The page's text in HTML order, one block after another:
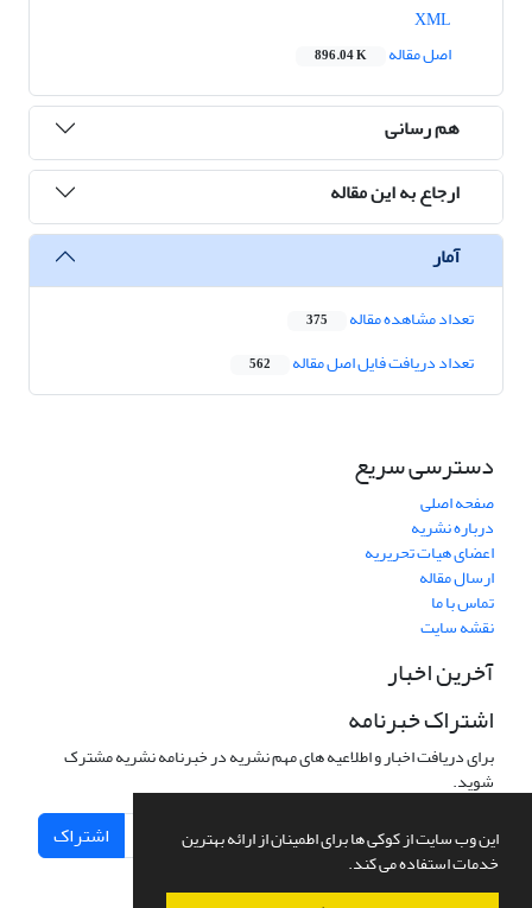
این وب سایت از کوکی ها برای اطمینان از ارائه بهترین
خدمات استفاده می کند.
اصل مقاله
896.04 K
هم رسانی
ارجاع به این مقاله
آمار
تعداد مشاهده مقاله 375
تعداد دریافت فایل اصل مقاله 562
دسترسی سریع
صفحه اصلی
درباره نشریه
اعضای هیات تحریریه
ارسال مقاله
تماس با ما
نقشه سایت
آخرین اخبار
اشتراک خبرنامه
برای دریافت اخبار و اطلاعیه های مهم نشریه در خبرنامه نشریه مشترک
شوید.
اشتراک